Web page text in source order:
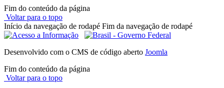
Fim do conteúdo da página
Voltar para o topo
Início da navegação de rodapé Fim da navegação de rodapé
Desenvolvido com o CMS de código aberto Joomla
Fim do conteúdo da página
Voltar para o topo